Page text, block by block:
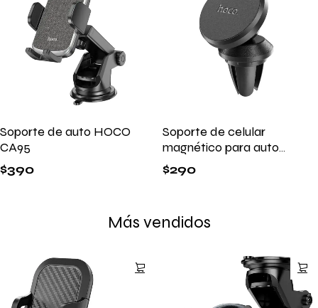
Soporte de auto HOCO
CA95
$390
Soporte de celular
magnético para auto
HOCO CA81
$290
Más vendidos